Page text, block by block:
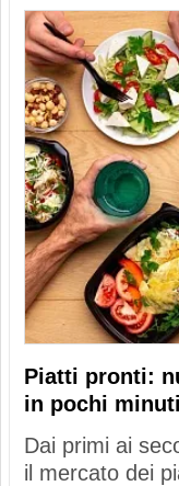
Piatti pronti:
in pochi minuti
Dai primi ai
il mercato dei